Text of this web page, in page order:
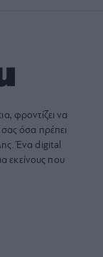
, φροντίζει να
σας όσα πρέπει
Ένα digital
εκείνους που